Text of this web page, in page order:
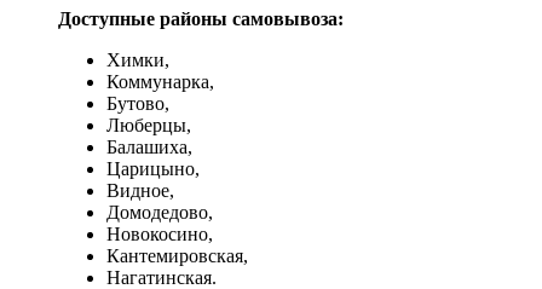
Доступные районы самовывоза:
Химки,
Коммунарка,
Бутово,
Люберцы,
Балашиха,
Царицыно,
Видное,
Домодедово,
Новокосино,
Кантемировская,
Нагатинская.